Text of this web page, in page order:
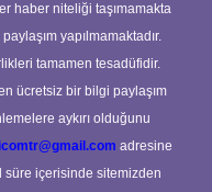
haber niteliği taşımamakta
yapılmamaktadır.
tamamen tesadüfidir.
ücretsiz bir bilgi paylaşım
aykırı olduğunu
adresine
içerisinde sitemizden